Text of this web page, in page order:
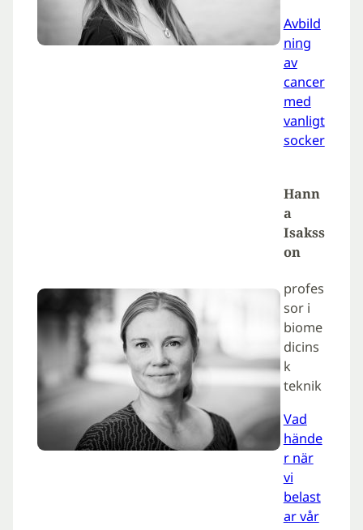
Avbild
ning
av
cancer
med
vanligt
socker
Hann
a
Isakss
on
profes
sor i
biome
dicins
k
teknik
Vad
hände
r när
vi
belast
ar vår